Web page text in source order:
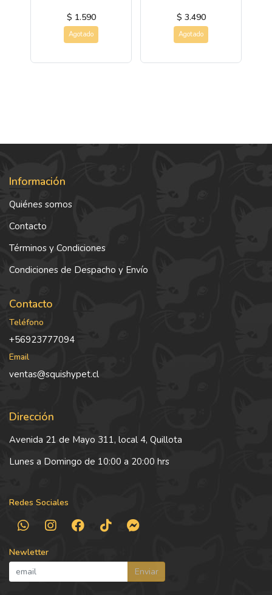
$ 1.590
Agotado
$ 3.490
Agotado
Información
Quiénes somos
Contacto
Términos y Condiciones
Condiciones de Despacho y Envío
Contacto
Teléfono
+56923777094
Email
ventas@squishypet.cl
Dirección
Avenida 21 de Mayo 311, local 4, Quillota
Lunes a Domingo de 10:00 a 20:00 hrs
Redes Sociales
Newletter
Enviar